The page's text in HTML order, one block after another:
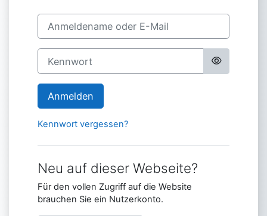
Anmeldename oder E-Mail
Kennwort
Anmelden
Kennwort vergessen?
Neu auf dieser Webseite?
Für den vollen Zugriff auf die Website
brauchen Sie ein Nutzerkonto.